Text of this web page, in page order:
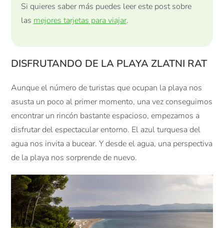
Si quieres saber más puedes leer este post sobre
las mejores tarjetas para viajar.
DISFRUTANDO DE LA PLAYA ZLATNI RAT
Aunque el número de turistas que ocupan la playa nos
asusta un poco al primer momento, una vez conseguimos
encontrar un rincón bastante espacioso, empezamos a
disfrutar del espectacular entorno. El azul turquesa del
agua nos invita a bucear. Y desde el agua, una perspectiva
de la playa nos sorprende de nuevo.